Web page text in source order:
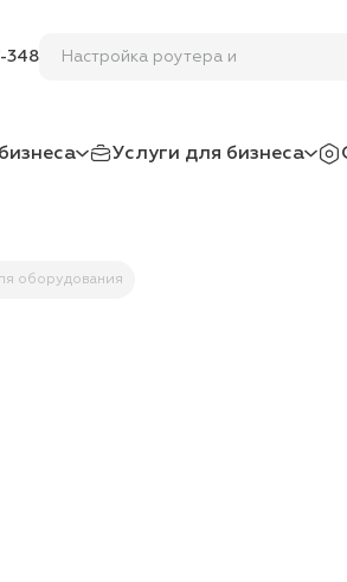
348 Настройка роуте
Услуги для бизнеса
оборудования